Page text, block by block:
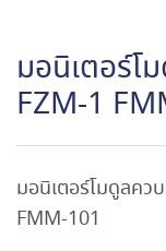
มอนิเตอร์
FZM-1
มอนิเตอร์โมดูลค
FMM-101